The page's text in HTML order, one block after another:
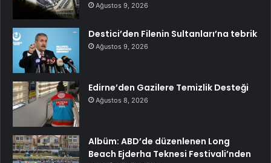
Ağustos 9, 2026
Destici’den Filenin Sultanları’na tebrik
Ağustos 9, 2026
Edirne’den Gazilere Temizlik Desteği
Ağustos 8, 2026
Albüm: ABD’de düzenlenen Long
Beach Ejderha Teknesi Festivali’nden